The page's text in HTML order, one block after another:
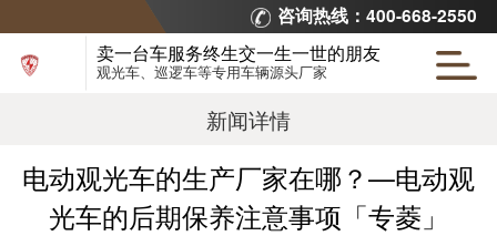
咨询热线：400-668-2550
卖一台车服务终生交一生一世的朋友
观光车、巡逻车等专用车辆源头厂家
新闻详情
电动观光车的生产厂家在哪？—电动观
光车的后期保养注意事项「专菱」